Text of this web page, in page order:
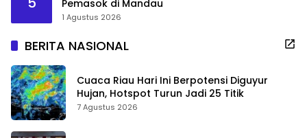
Pemasok di Mandau
1 Agustus 2026
BERITA NASIONAL
Cuaca Riau Hari Ini Berpotensi Diguyur
Hujan, Hotspot Turun Jadi 25 Titik
7 Agustus 2026